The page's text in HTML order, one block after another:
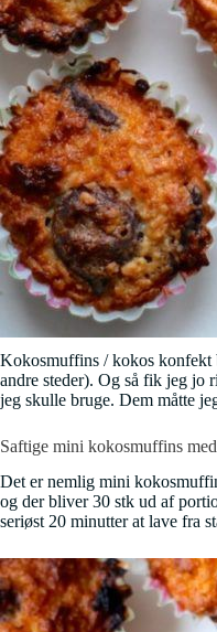
Kokosmuffins / kokos konfekt
andre steder). Og så fik jeg jo
jeg skulle bruge. Dem måtte
Saftige mini kokosmuffins
Det er nemlig mini
og der bliver 30 stk ud af
seriøst 20 minutter at lave fra